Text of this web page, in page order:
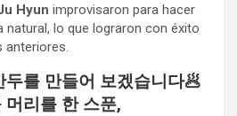
Hyun improvisaron para hacer
natural, lo que lograron con éxito
anteriores.
두를 만들어 보겠습니다🥟
머리를 한 스푼,